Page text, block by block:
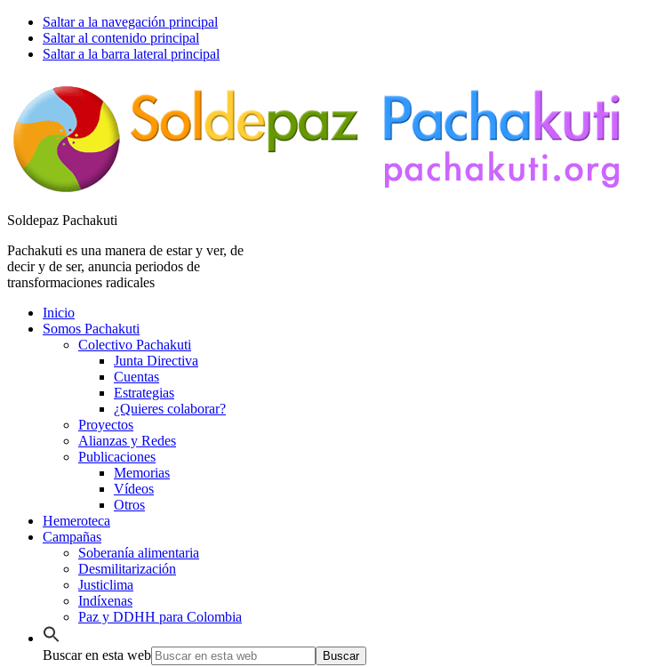
Saltar a la navegación principal
Saltar al contenido principal
Saltar a la barra lateral principal
Soldepaz Pachakuti
Pachakuti es una manera de estar y ver, de
decir y de ser, anuncia periodos de
transformaciones radicales
Inicio
Somos Pachakuti
Colectivo Pachakuti
Junta Directiva
Cuentas
Estrategias
¿Quieres colaborar?
Proyectos
Alianzas y Redes
Publicaciones
Memorias
Vídeos
Otros
Hemeroteca
Campañas
Soberanía alimentaria
Desmilitarización
Justiclima
Indíxenas
Paz y DDHH para Colombia
Buscar en esta web